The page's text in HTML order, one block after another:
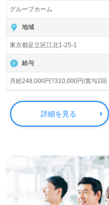
歓迎し、駅から徒歩6分の
能です。
このグループホームでは、
に分けてお世話し、利用者
提供しています。職員の温
なミッションのもと、働く
ークも抜群です。
看護助手や介護職の経験
ームでの勤務経験がなくて
って、最適な職場となる
担当コンサルタントがし
供や転職相談も無料で行っ
り扱っているため、幅広
見つけるチャンスがあり
グループホーム
地域
東京都足立区江北1-25-1
給与
月給248,000円?310,000円/賞与2回
詳細を見る